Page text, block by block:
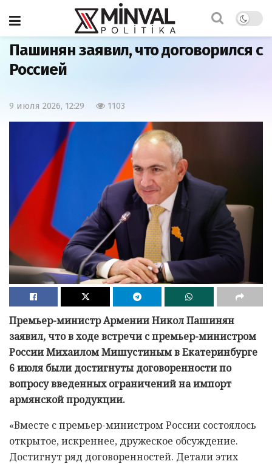
Главная
Пашинян заявил, что договорился с
Россией
9 июля 2026, 12:29 1103
Премьер-министр Армении Никол Пашинян
заявил, что в ходе встречи с премьер-министром
России Михаилом Мишустиным в Екатеринбурге
6 июля были достигнуты договоренности по
вопросу введенных ограничений на импорт
армянской продукции.
«Вместе с премьер-министром России состоялось
открытое, искреннее, дружеское обсуждение.
Достигнут ряд договоренностей. Детали этих